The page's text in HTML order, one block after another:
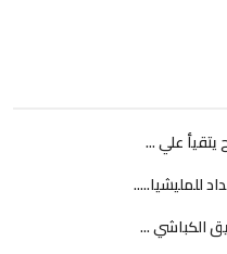
يتقيأ علي ...
للمليشيا.....
الكباشي ...